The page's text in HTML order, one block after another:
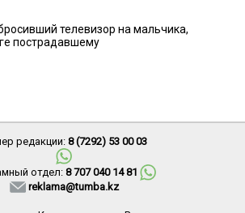
телевизор на мальчика,
пострадавшему
редакции: 8 (7292) 53 00 03
отдел: 8 707 040 14 81
reklama@tumba.kz